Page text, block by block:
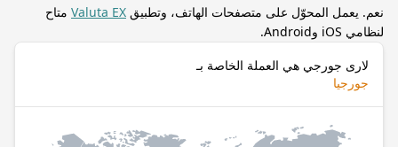
نعم. يعمل المحوّل على متصفحات الهاتف، وتطبيق Valuta EX متاح
لنظامي iOS وAndroid.
لارى جورجي هي العملة الخاصة بـ
جورجيا